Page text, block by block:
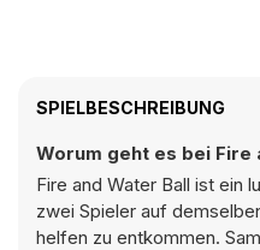
SPIELBESCHREIBUNG
Worum geht es bei Fire
Fire and Water Ball ist ein
zwei Spieler auf
helfen zu entkommen.